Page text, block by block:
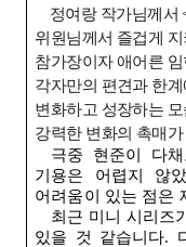
정여랑 작가님께서
위원님께서 즐겁게
참가장이자 애어른 임
각자만의 편견과 한
변화하고 성장하는
강력한 변화의 촉매
극중 현준이 다
기용은 어렵지 않
어려움이 있는 점은
최근 미니 시리즈
있을 것 같습니다.